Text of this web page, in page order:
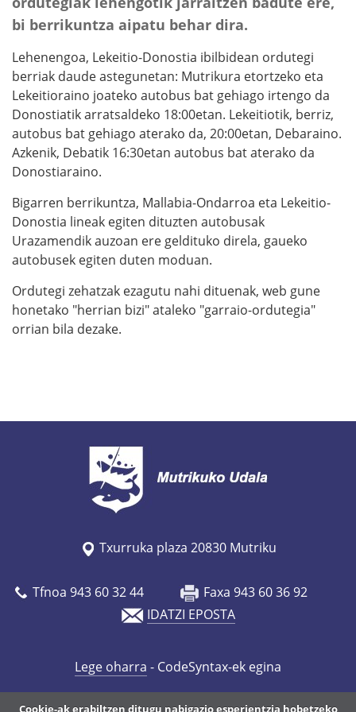
Cookie-ak erabiltzen ditugu nabigazio esperientzia hobetzeko
bi berrikuntza aipatu behar dira.
Lehenengoa, Lekeitio-Donostia ibilbidean ordutegi
berriak daude astegunetan: Mutrikura etortzeko eta
Lekeitioraino joateko autobus bat gehiago irtengo da
Donostiatik arratsaldeko 18:00etan. Lekeitiotik, berriz,
autobus bat gehiago aterako da, 20:00etan, Debaraino.
Azkenik, Debatik 16:30etan autobus bat aterako da
Donostiaraino.
Bigarren berrikuntza, Mallabia-Ondarroa eta Lekeitio-
Donostia lineak egiten dituzten autobusak
Urazamendik auzoan ere geldituko direla, gaueko
autobusek egiten duten moduan.
Ordutegi zehatzak ezagutu nahi dituenak, web gune
honetako "herrian bizi" ataleko "garraio-ordutegia"
orrian bila dezake.
Txurruka plaza 20830 Mutriku
Tfnoa 943 60 32 44
Faxa 943 60 36 92
IDATZI EPOSTA
Lege oharra - CodeSyntax-ek egina